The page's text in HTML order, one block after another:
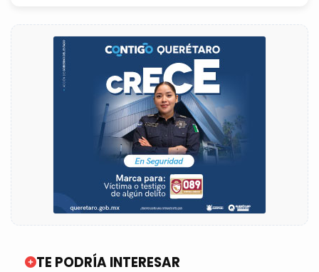
TE PODRÍA INTERESAR